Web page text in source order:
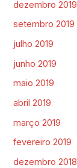
dezembro 2019
setembro 2019
julho 2019
junho 2019
maio 2019
abril 2019
março 2019
fevereiro 2019
dezembro 2018